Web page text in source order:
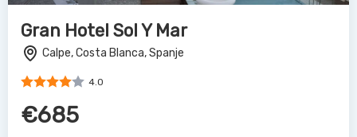
Gran Hotel Sol Y Mar
Calpe, Costa Blanca, Spanje
4.0
€685